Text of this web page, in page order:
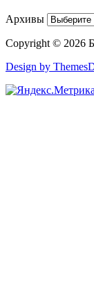
Архивы
Copyright ©
Design by